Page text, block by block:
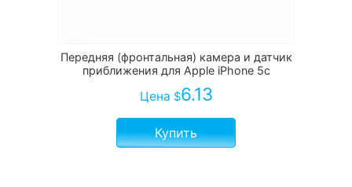
Передняя (фронтальная) камера и датчик
приближения для Apple iPhone 5c
Цена $6.13
Купить